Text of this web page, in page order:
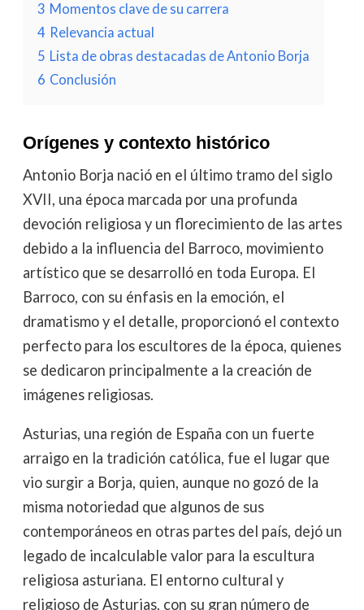
3 Momentos clave de su carrera
4 Relevancia actual
5 Lista de obras destacadas de Antonio Borja
6 Conclusión
Orígenes y contexto histórico
Antonio Borja nació en el último tramo del siglo
XVII, una época marcada por una profunda
devoción religiosa y un florecimiento de las artes
debido a la influencia del Barroco, movimiento
artístico que se desarrolló en toda Europa. El
Barroco, con su énfasis en la emoción, el
dramatismo y el detalle, proporcionó el contexto
perfecto para los escultores de la época, quienes
se dedicaron principalmente a la creación de
imágenes religiosas.
Asturias, una región de España con un fuerte
arraigo en la tradición católica, fue el lugar que
vio surgir a Borja, quien, aunque no gozó de la
misma notoriedad que algunos de sus
contemporáneos en otras partes del país, dejó un
legado de incalculable valor para la escultura
religiosa asturiana. El entorno cultural y
religioso de Asturias, con su gran número de